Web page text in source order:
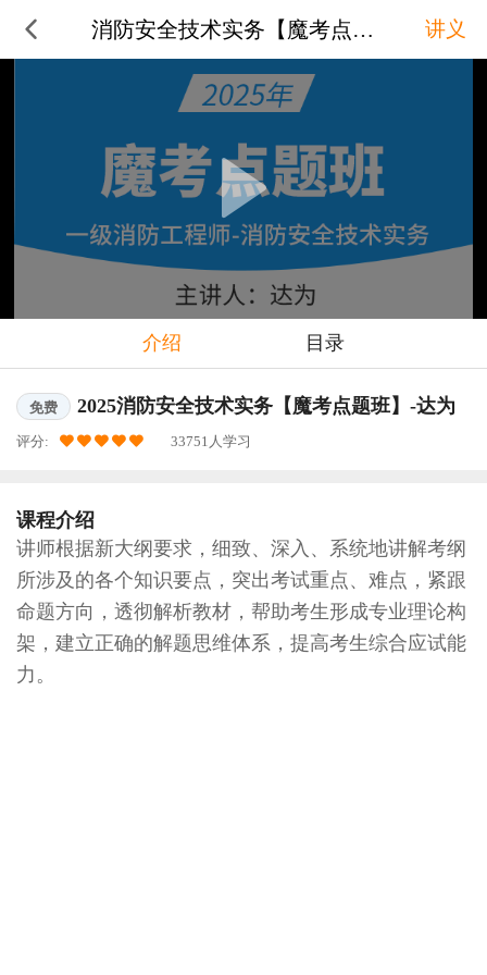
消防安全技术实务【魔考点题班】- 讲义
介绍 目录
免费 2025消防安全技术实务【魔考点题班】-达为
评分: 33751人学习
课程介绍
讲师根据新大纲要求，细致、深入、系统地讲解考纲
所涉及的各个知识要点，突出考试重点、难点，紧跟
命题方向，透彻解析教材，帮助考生形成专业理论构
架，建立正确的解题思维体系，提高考生综合应试能
力。